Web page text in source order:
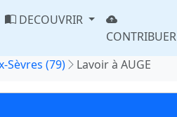
DECOUVRIR
CONTRIBUER
Sèvres (79) Lavoir à AUGE